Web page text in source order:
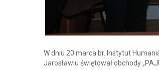
W dniu 20 marca br. Instytut
Jarosławiu świętował obchody